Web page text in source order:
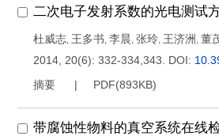
二次电子发射系数的光电测试
杜威志, 王多书, 李晨, 张玲, 王济洲 , 董
2014, 20(6): 332-334,343.
DOI:
摘要
PDF(893KB)
带腐蚀性物料的真空系统在线